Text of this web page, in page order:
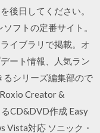
後日してください。
フトの定番サイト。
イブラリで掲載。オ
ート情報、人気ラン
るシリーズ編集部ので
Creator &
CD&DVD作成 Easy
Vista対応 ソニック・